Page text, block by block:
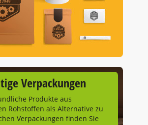
Verpackungen
Produkte aus
Rohstoffen als Alternative zu
Verpackungen finden Sie